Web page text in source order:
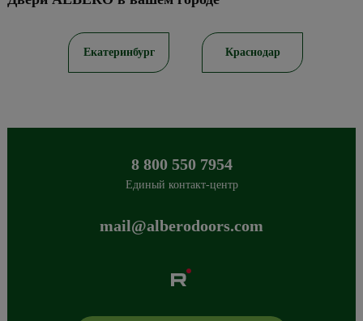
Екатеринбург Краснодар
8 800 550 7954
Единый контакт-центр
mail@alberodoors.com
+7 800 765 43 42,mail@alberodoors.com